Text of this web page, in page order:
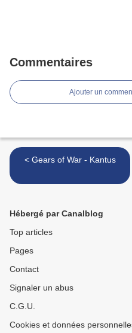
Commentaires
Ajouter un
< Gears of War - Kantus
Hébergé par Canalblog
Top articles
Pages
Contact
Signaler un abus
C.G.U.
Cookies et données